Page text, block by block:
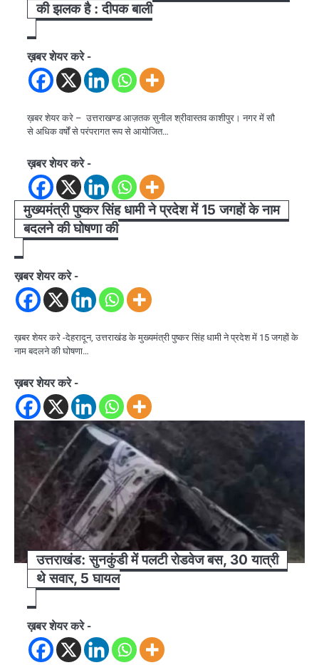
की झलक है : दीपक बाली
ख़बर शेयर करे -
ख़बर शेयर करे – उत्तराखण्ड आज़तक सुनील श्रीवास्तव काशीपुर। नगर में सौ
से अधिक वर्षों से परंपरागत रूप से आयोजित…
ख़बर शेयर करे -
मुख्यमंत्री पुष्कर सिंह धामी ने प्रदेश में 15 जगहों के नाम
बदलने की घोषणा की
ख़बर शेयर करे -
ख़बर शेयर करे -देहरादून, उत्तराखंड के मुख्यमंत्री पुष्कर सिंह धामी ने प्रदेश में 15 जगहों के
नाम बदलने की घोषणा…
ख़बर शेयर करे -
उत्तराखंड: सुनकुंडी में पलटी रोडवेज बस, 30 यात्री
थे सवार, 5 घायल
ख़बर शेयर करे -